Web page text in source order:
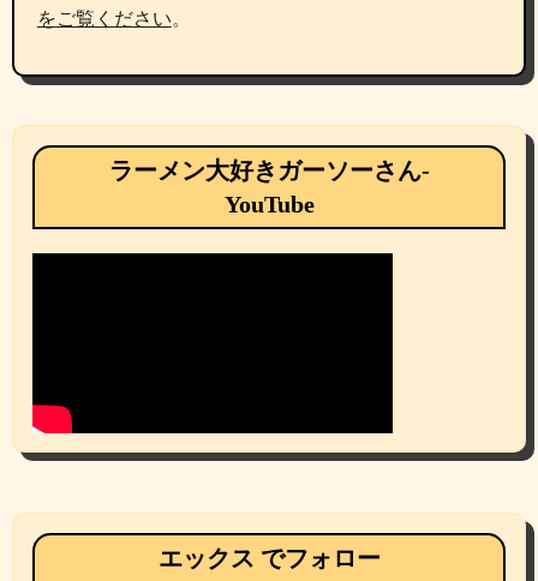
をご覧ください。
ラーメン大好きガーソーさん-
YouTube
エックス でフォロー